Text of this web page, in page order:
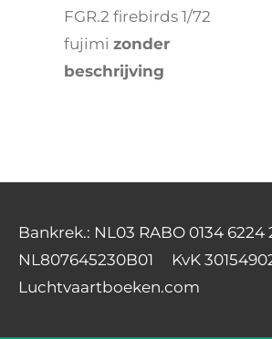
FGR.2 firebirds 1/72
fujimi zonder
beschrijving
Bankrek.: NL03 RABO 0134
NL807645230B01 KvK
Luchtvaartboeken.com